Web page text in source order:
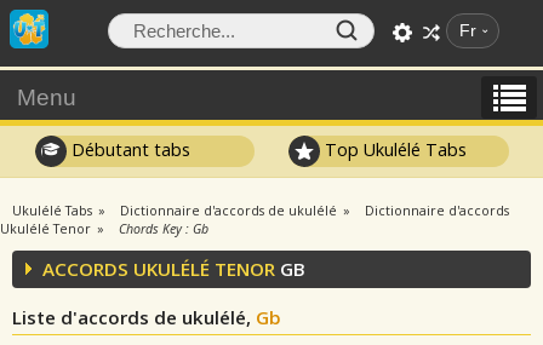
Fr
Menu
Débutant tabs Top Ukulélé Tabs
Ukulélé Tabs Dictionnaire d'accords de ukulélé
Dictionnaire d'accords
Ukulélé Tenor
Chords Key : Gb
ACCORDS UKULÉLÉ TENOR GB
Liste d'accords de ukulélé, Gb